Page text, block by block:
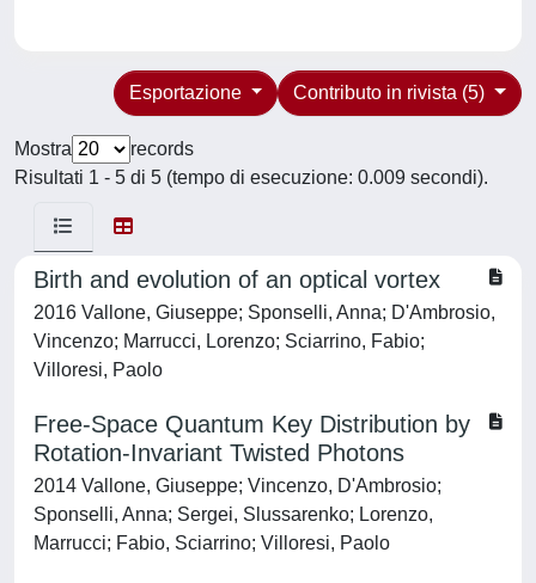
Contributo in rivista (5)
Esportazione
Mostra
records
Risultati 1 - 5 di 5 (tempo di esecuzione: 0.009 secondi).
Birth and evolution of an optical vortex
2016 Vallone, Giuseppe; Sponselli, Anna; D'Ambrosio,
Vincenzo; Marrucci, Lorenzo; Sciarrino, Fabio;
Villoresi, Paolo
Free-Space Quantum Key Distribution by
Rotation-Invariant Twisted Photons
2014 Vallone, Giuseppe; Vincenzo, D'Ambrosio;
Sponselli, Anna; Sergei, Slussarenko; Lorenzo,
Marrucci; Fabio, Sciarrino; Villoresi, Paolo